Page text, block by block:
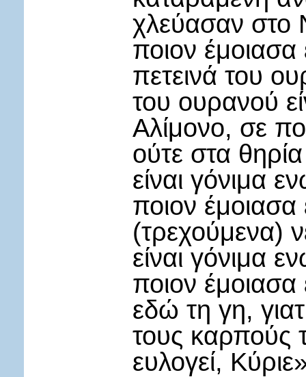
χλεύασαν στο
ποιον
πετεινά του
του ουρανού
Αλίμονο, σε
ούτε στα
είναι γόνιμα
ποιον
(τρεχούμενα)
είναι γόνιμα
ποιον
εδώ τη γη,
τους καρπούς
ευλογεί,